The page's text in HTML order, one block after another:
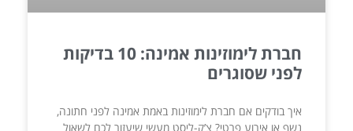
חברת לימוזינות אמינה: 10 בדיקות
לפני שסוגרים
איך בודקים אם חברת לימוזינות באמת אמינה לפני חתונה,
נשף או אירוע פרטי? צ’ק-ליסט מעשי שיעזור לכם לשאול